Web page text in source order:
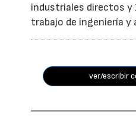
industriales directos y
trabajo de ingeniería
ver/escribir